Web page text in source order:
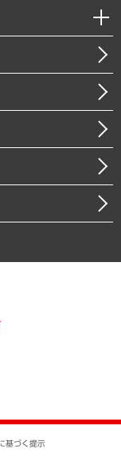
災（政策）
基づく提示